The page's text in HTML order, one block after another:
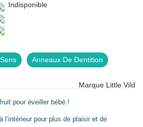
Indisponible
Anneaux De Dentition
Marque Little Vild
pour éveiller bébé !
l’intérieur pour plus de plaisir et de